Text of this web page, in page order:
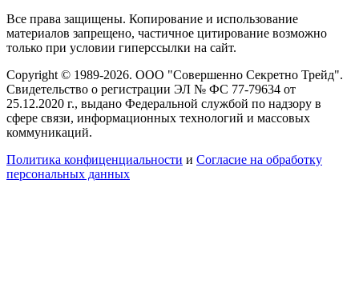
Все права защищены. Копирование и использование
материалов запрещено, частичное цитирование возможно
только при условии гиперссылки на сайт.
Copyright © 1989-2026. ООО "Совершенно Секретно Трейд".
Свидетельство о регистрации ЭЛ № ФС 77-79634 от
25.12.2020 г., выдано Федеральной службой по надзору в
сфере связи, информационных технологий и массовых
коммуникаций.
Политика конфиценциальности и Согласие на обработку
персональных данных